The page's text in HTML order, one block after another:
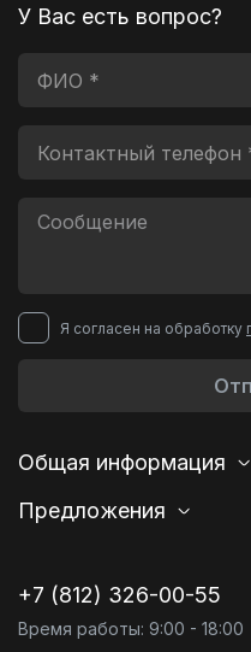
У Вас есть вопрос?
Я согласен на обработку
Общая информация
Предложения
+7 (812) 326-00-55
Время работы: 9:00 - 18:00